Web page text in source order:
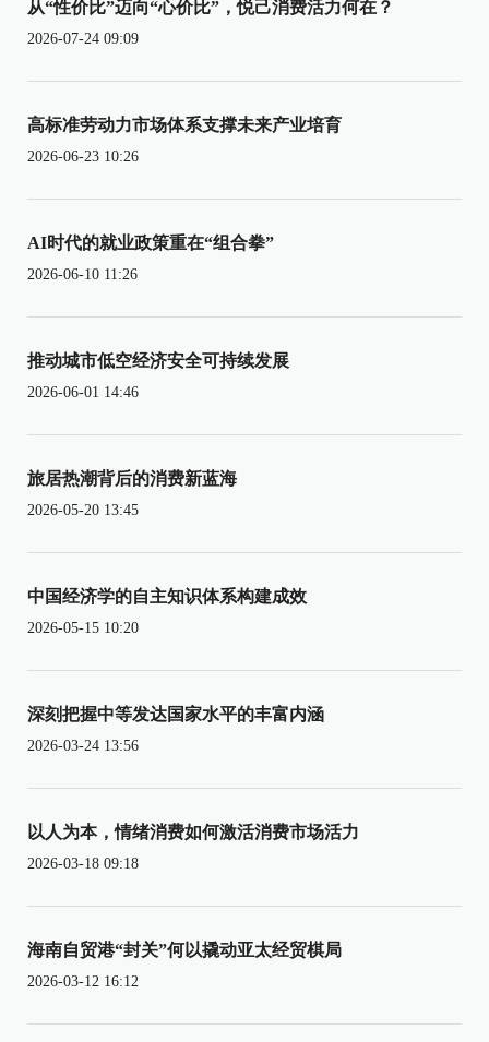
从“性价比”迈向“心价比”，悦己消费活力何在？
2026-07-24 09:09
高标准劳动力市场体系支撑未来产业培育
2026-06-23 10:26
AI时代的就业政策重在“组合拳”
2026-06-10 11:26
推动城市低空经济安全可持续发展
2026-06-01 14:46
旅居热潮背后的消费新蓝海
2026-05-20 13:45
中国经济学的自主知识体系构建成效
2026-05-15 10:20
深刻把握中等发达国家水平的丰富内涵
2026-03-24 13:56
以人为本，情绪消费如何激活消费市场活力
2026-03-18 09:18
海南自贸港“封关”何以撬动亚太经贸棋局
2026-03-12 16:12